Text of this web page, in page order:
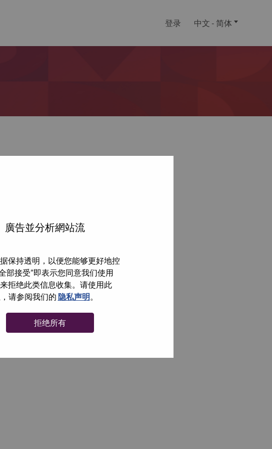
廣告並分析網站流
保持透明，以便您能够更好地控
部接受”即表示您同意我们使用
拒绝此类信息收集。请使用此
请参阅我们的 隐私声明
拒绝所有
登录 中文 - 简体